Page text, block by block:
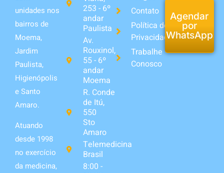
unidades nos
bairros de
Moema,
Jardim
Paulista,
Higienópolis
e Santo
Amaro.
Atuando
desde 1998
no exercício
da medicina,
253 - 6º
andar
Paulista
Av.
Rouxinol,
55 - 6º
andar
Moema
R. Conde
de Itú,
550
Sto
Amaro
Telemedicina
Brasil
8:00 -
Contato
Política de
Privacidade
Trabalhe
Conosco
Agendar
por
WhatsApp